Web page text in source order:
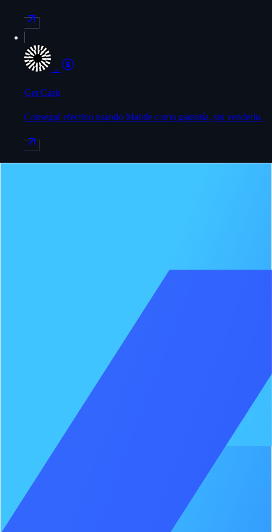
→
Get Cash
Conseguí efectivo usando Mantle como garantía, sin venderlo.